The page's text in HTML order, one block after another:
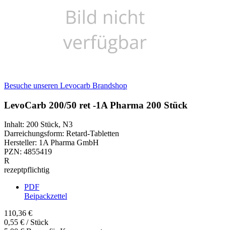
Besuche unseren Levocarb Brandshop
LevoCarb 200/50 ret -1A Pharma 200 Stück
Inhalt: 200 Stück, N3
Darreichungsform: Retard-Tabletten
Hersteller: 1A Pharma GmbH
PZN: 4855419
R
rezeptpflichtig
PDF
Beipackzettel
110,36 €
0,55 € / Stück